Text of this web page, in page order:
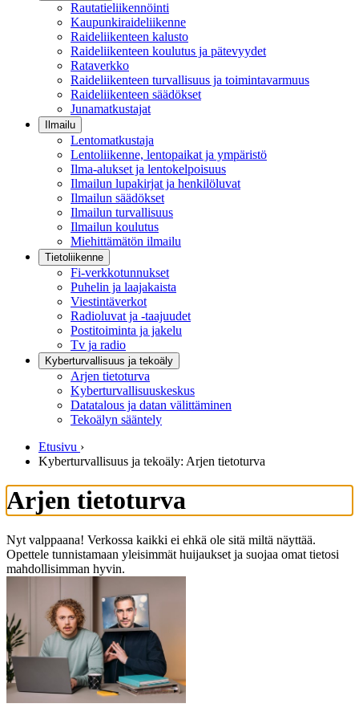
Rautatieliikennöinti
Kaupunkiraideliikenne
Raideliikenteen kalusto
Raideliikenteen koulutus ja pätevyydet
Rataverkko
Raideliikenteen turvallisuus ja toimintavarmuus
Raideliikenteen säädökset
Junamatkustajat
Ilmailu
Lentomatkustaja
Lentoliikenne, lentopaikat ja ympäristö
Ilma-alukset ja lentokelpoisuus
Ilmailun lupakirjat ja henkilöluvat
Ilmailun säädökset
Ilmailun turvallisuus
Ilmailun koulutus
Miehittämätön ilmailu
Tietoliikenne
Fi-verkkotunnukset
Puhelin ja laajakaista
Viestintäverkot
Radioluvat ja -taajuudet
Postitoiminta ja jakelu
Tv ja radio
Kyberturvallisuus ja tekoäly
Arjen tietoturva
Kyberturvallisuuskeskus
Datatalous ja datan välittäminen
Tekoälyn sääntely
Etusivu ›
Kyberturvallisuus ja tekoäly: Arjen tietoturva
Arjen tietoturva
Nyt valppaana! Verkossa kaikki ei ehkä ole sitä miltä näyttää.
Opettele tunnistamaan yleisimmät huijaukset ja suojaa omat tietosi
mahdollisimman hyvin.